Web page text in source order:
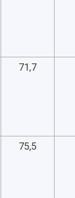
71,7
75,5